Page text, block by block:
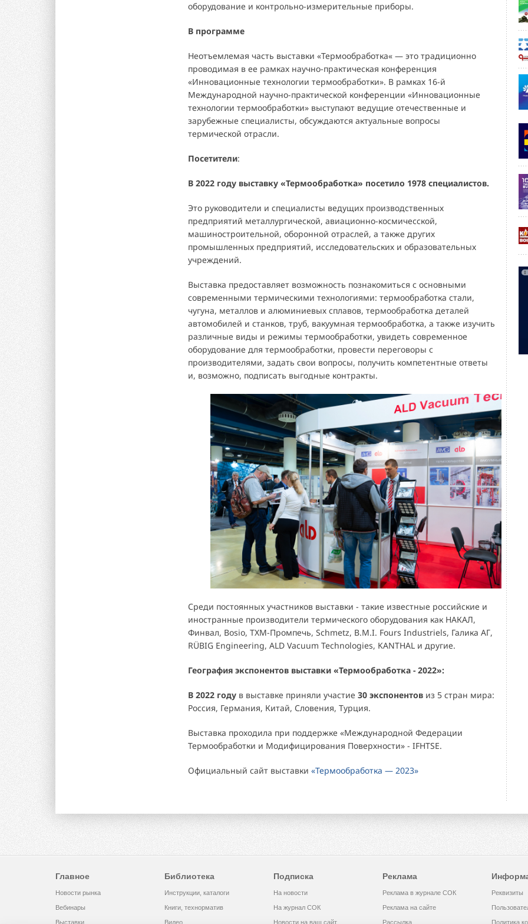
оборудование и контрольно-измерительные приборы.
В программе
Неотъемлемая часть выставки «Термообработка« — это традиционно
проводимая в ее рамках научно-практическая конференция
«Инновационные технологии термообработки». В рамках 16-й
Международной научно-практической конференции «Инновационные
технологии термообработки» выступают ведущие отечественные и
зарубежные специалисты, обсуждаются актуальные вопросы
термической отрасли.
Посетители:
В 2022 году выставку «Термообработка» посетило 1978 специалистов.
Это руководители и специалисты ведущих производственных
предприятий металлургической, авиационно-космичеcской,
машиностроительной, оборонной отраслей, а также других
промышленных предприятий, исследовательских и образовательных
учреждений.
Выставка предоставляет возможность познакомиться с основными
современными термическими технологиями: термообработка стали,
чугуна, металлов и алюминиевых сплавов, термообработка деталей
автомобилей и станков, труб, вакуумная термообработка, а также изучить
различные виды и режимы термообработки, увидеть современное
оборудование для термообработки, провести переговоры с
производителями, задать свои вопросы, получить компетентные ответы
и, возможно, подписать выгодные контракты.
Среди постоянных участников выставки - такие известные российские и
иностранные производители термического оборудования как НАКАЛ,
Финвал, Bosio, ТХМ-Промпечь, Schmetz, B.M.I. Fours Industriels, Галика АГ,
RÜBIG Engineering, ALD Vacuum Technologies, KANTHAL и другие.
География экспонентов выставки «Термообработка - 2022»:
В 2022 году в выставке приняли участие 30 экспонентов из 5 стран мира:
Россия, Германия, Китай, Словения, Турция.
Выставка проходила при поддержке «Международной Федерации
Термообработки и Модифицирования Поверхности» - IFHTSE.
Официальный сайт выставки «Термообработка — 2023»
Главное
Новости рынка
Вебинары
Выставки
Библиотека
Инструкции, каталоги
Книги, технорматив
Видео
Подписка
На новости
На журнал СОК
Новости на ваш сайт
Реклама
Реклама в журнале СОК
Реклама на сайте
Рассылка
Реквизиты
Политика